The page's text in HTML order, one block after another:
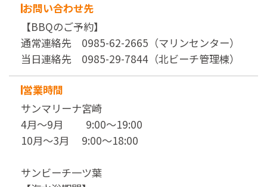
お問い合わせ先
【BBQのご予約】
通常連絡先 0985-62-2665（マリンセンター）
当日連絡先 0985-29-7844（北ビーチ管理棟）
営業時間
サンマリーナ宮崎
4月～9月 9:00～19:00
10月～3月 9:00～18:00
サンビーチ一ツ葉